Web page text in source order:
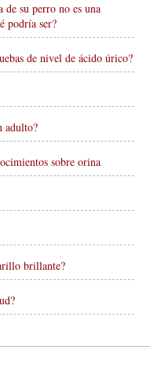
su perro no es una
podría ser?
de nivel de ácido úrico?
adulto?
sobre orina
brillante?